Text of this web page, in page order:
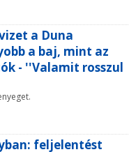
a Duna
a baj, mint az
- ''Valamit rosszul
feljelentést